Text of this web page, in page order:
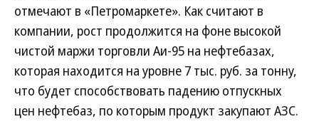
отмечают в «Петромаркете». Как считают в
компании, рост продолжится на фоне высокой
чистой маржи торговли Аи-95 на нефтебазах,
которая находится на уровне 7 тыс. руб. за тонну,
что будет способствовать падению отпускных
цен нефтебаз, по которым продукт закупают АЗС.